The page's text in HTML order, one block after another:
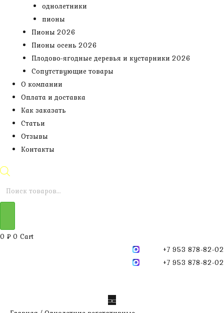
однолетники
пионы
Пионы 2026
Пионы осень 2026
Плодово-ягодные деревья и кустарники 2026
Сопутствующие товары
О компании
Оплата и доставка
Как заказать
Статьи
Отзывы
Контакты
Поиск
0 ₽ 0 Cart
+7 953 878-82-02
+7 953 878-82-02